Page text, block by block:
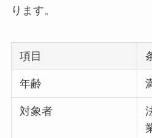
ります。
項目
年齢
対象者